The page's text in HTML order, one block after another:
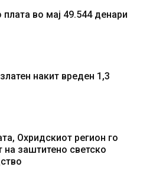
во мај 49.544 денари
накит вреден 1,3
Охридскиот регион го
на заштитено светско